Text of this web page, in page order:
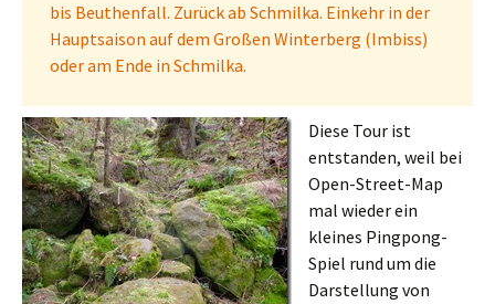
bis Beuthenfall. Zurück ab Schmilka. Einkehr in der
Hauptsaison auf dem Großen Winterberg (Imbiss)
oder am Ende in Schmilka.
Diese Tour ist
entstanden, weil bei
Open-Street-Map
mal wieder ein
kleines Pingpong-
Spiel rund um die
Darstellung von